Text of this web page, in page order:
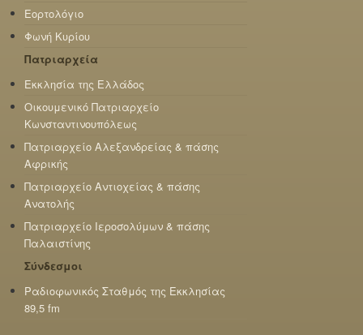
Εορτολόγιο
Φωνή Κυρίου
Πατριαρχεία
Εκκλησία της Ελλάδος
Οικουμενικό Πατριαρχείο
Κωνσταντινουπόλεως
Πατριαρχείο Αλεξανδρείας & πάσης
Αφρικής
Πατριαρχείο Αντιοχείας & πάσης
Ανατολής
Πατριαρχείο Ιεροσολύμων & πάσης
Παλαιστίνης
Σύνδεσμοι
Ραδιοφωνικός Σταθμός της Εκκλησίας
89,5 fm